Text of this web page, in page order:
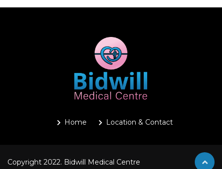
Home Location & Contact
Copyright 2022. Bidwill Medical Centre